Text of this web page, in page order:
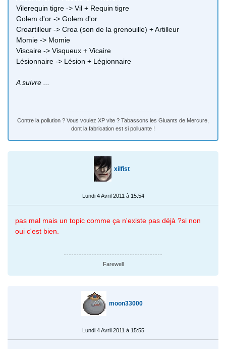
Vilerequin tigre -> Vil + Requin tigre
Golem d'or -> Golem d'or
Croartilleur -> Croa (son de la grenouille) + Artilleur
Momie -> Momie
Viscaire -> Visqueux + Vicaire
Lésionnaire -> Lésion + Légionnaire
A suivre ...
Contre la pollution ? Vous voulez XP vite ? Tabassons les Gluants de Mercure,
dont la fabrication est si polluante !
xilfist
Lundi 4 Avril 2011 à 15:54
pas mal mais un topic comme ça n'existe pas déjà ?si non
oui c'est bien.
Farewell
moon33000
Lundi 4 Avril 2011 à 15:55